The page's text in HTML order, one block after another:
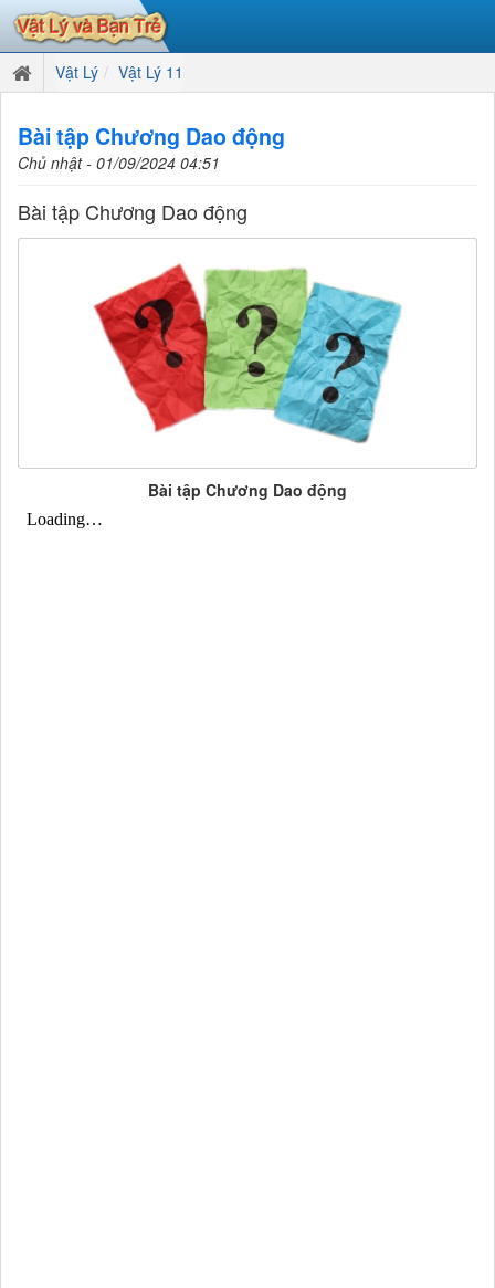
Vật Lý Vật Lý 11
Bài tập Chương Dao động
Chủ nhật - 01/09/2024 04:51
Bài tập Chương Dao động
Bài tập Chương Dao động